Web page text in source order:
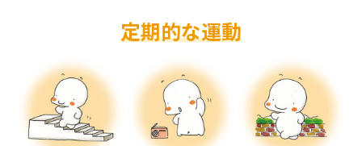
定期的な運動